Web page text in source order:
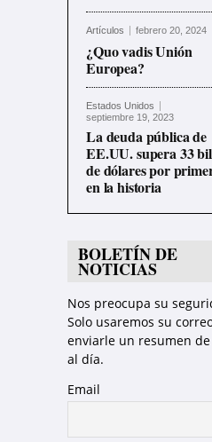
Artículos febrero 20, 2024
¿Quo vadis Unión
Europea?
Estados Unidos
septiembre 19, 2023
La deuda pública de
EE.UU. supera 33
de dólares por
en la historia
BOLETÍN DE
NOTICIAS
Nos preocupa su
Solo usaremos su
enviarle un resumen
al día.
Email